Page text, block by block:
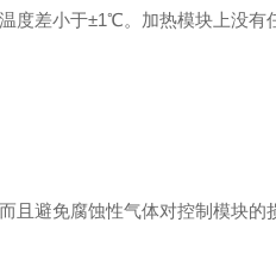
差小于±1℃。加热模块上没有
避免腐蚀性气体对控制模块的